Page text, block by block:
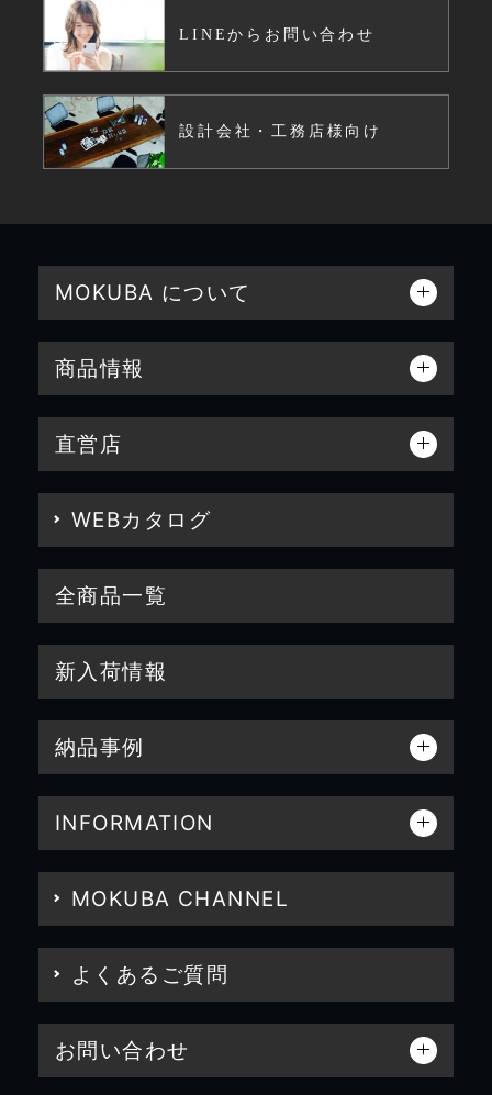
LINEからお問い合わせ
設計会社・工務店様向け
MOKUBA について
商品情報
直営店
WEBカタログ
全商品一覧
新入荷情報
納品事例
INFORMATION
MOKUBA CHANNEL
よくあるご質問
お問い合わせ